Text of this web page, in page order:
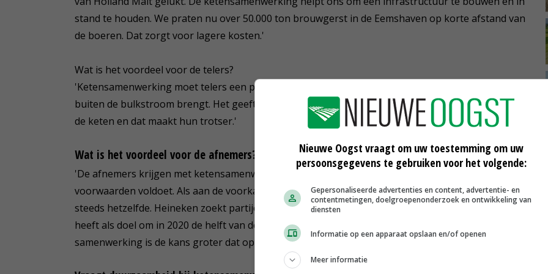
stand te houden. We praten nu over 50.000 ton brouwgerst in de Eemshaven op korte afstand van
de boeren. Dat zorgt voor lagere kosten.'
Wat is het voordeel voor de telers?
'Ketensamenwerking moet telers een plus opleveren. Dat kan omdat je een deel van het graan
buiten de bulkstroom brengt. Het geeft tegelijk een stuk herkenning. Telers zijn bewuster bezig in
de keten en dat maakt hun trotser.'
Wat is het voordeel voor de afnemers?
'De afnemers krijgen met ketensamenwerking een grotere zekerheid dat de grondstof aan hun
voorwaarden voldoet. Als aan de voorkant de ingrediënten aan de eisen voldoen, smaakt het biertje
steeds hetzelfde. Heineken zoekt partijen die een groot volume kunnen leveren. De bierbrouwer
heeft als doel om in 2020 de helft van de grondstof duurzaam in te kopen. Zonder de
samenwerking is de kans groter dat op termijn de brouwgerst uit Frankrijk wordt gehaald.'
Nieuwe Oogst vraagt om uw toestemming om uw
persoonsgegevens te gebruiken voor het volgende:
Gepersonaliseerde advertenties en content, advertentie- en
contentmetingen, doelgroepenonderzoek en ontwikkeling van
diensten
Informatie op een apparaat opslaan en/of openen
Meer informatie